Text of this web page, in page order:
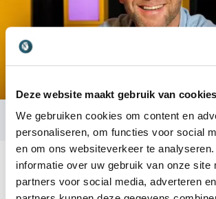
Deze website maakt gebruik van cookies
We gebruiken cookies om content en
personaliseren, om functies voor social
en om ons websiteverkeer te
informatie over uw gebruik van onze site
partners voor social media, adverteren